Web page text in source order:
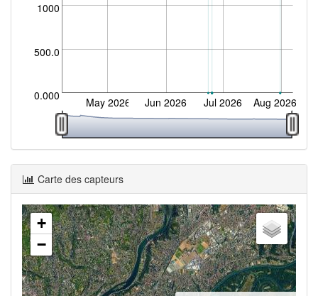
0.000
500.0
1000
May 2026 Jun 2026 Jul 2026 Aug 2026
Carte des capteurs
+
−